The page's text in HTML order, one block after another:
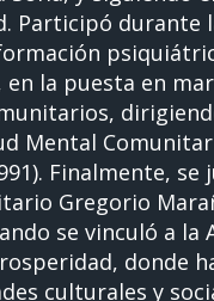
Participó durante
la puesta en
Mental
Finalmente,
Gregorio
se vinculó a la
donde
culturales y